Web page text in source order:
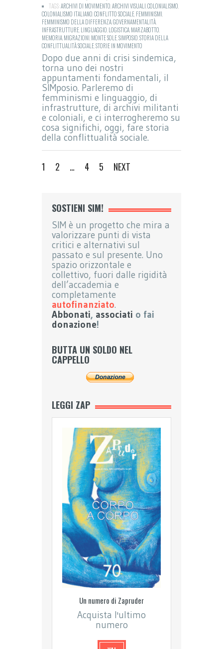
TAGS:ARCHIVI DI MOVIMENTO ARCHIVI VISUALI COLONIALISMO
COLONIALISMO ITALIANO CONFLITTO SOCIALE FEMMINISMI
FEMMINISMO DELLA DIFFERENZAGOVERNAMENTALITÀ
INFRASTRUTTURE LINGUAGGIO LOGISTICA MARZABOTTO
MEMORIA MIGRAZIONI MONTE SOLESIMPOSIO STORIA DELLA
CONFLITTUALITÀ SOCIALESTORIE IN MOVIMENTO
Dopo due anni di crisi sindemica,
torna uno dei nostri
appuntamenti fondamentali, il
SIMposio. Parleremo di
femminismi e linguaggio, di
infrastrutture, di archivi militanti
e coloniali, e ci interrogheremo su
cosa significhi, oggi, fare storia
della conflittualità sociale.
1 2 … 4 5 NEXT
SOSTIENI SIM!
SIM è un progetto che mira a
valorizzare punti di vista
critici e alternativi sul
passato e sul presente. Uno
spazio orizzontale e
collettivo, fuori dalle rigidità
dell’accademia e
completamente
autofinanziato.
Abbonati, associati o fai
donazione!
BUTTA UN SOLDO NEL
CAPPELLO
LEGGI ZAP
Un numero di Zapruder
Acquista l'ultimo
numero